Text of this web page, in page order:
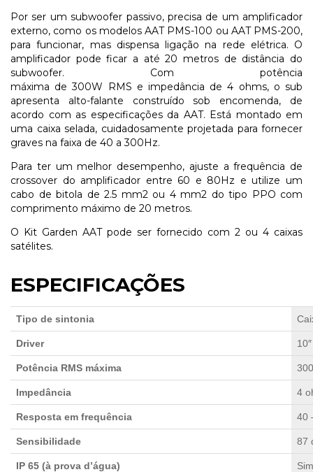
Por ser um subwoofer passivo, precisa de um amplificador
externo, como os modelos AAT PMS-100 ou AAT PMS-200,
para funcionar, mas dispensa ligação na rede elétrica. O
amplificador pode ficar a até 20 metros de distância do
subwoofer. Com potência
máxima de 300W RMS e impedância de 4 ohms, o sub
apresenta alto-falante construído sob encomenda, de
acordo com as especificações da AAT. Está montado em
uma caixa selada, cuidadosamente projetada para fornecer
graves na faixa de 40 a 300Hz.
Para ter um melhor desempenho, ajuste a frequência de
crossover do amplificador entre 60 e 80Hz e utilize um
cabo de bitola de 2.5 mm2 ou 4 mm2 do tipo PPO com
comprimento máximo de 20 metros.
O Kit Garden AAT pode ser fornecido com 2 ou 4 caixas
satélites.
ESPECIFICAÇÕES
Tipo de sintonia
Driver
Potência RMS máxima
Impedância 4
Resposta em frequência 40
Sensibilidade 87
IP 65 (à prova d’água) Sim